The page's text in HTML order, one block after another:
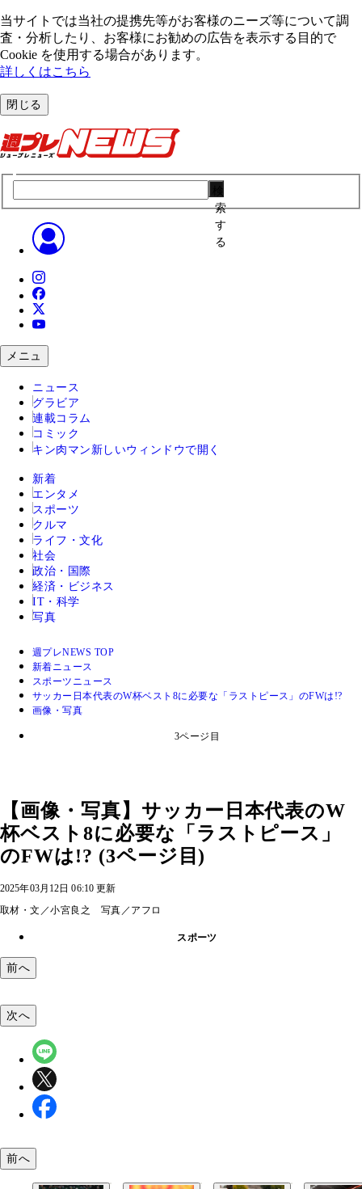
当サイトでは当社の提携先等がお客様のニーズ等について調
査・分析したり、お客様にお勧めの広告を表⽰する⽬的で
Cookie を使⽤する場合があります。
詳しくはこちら
閉じる
索
す
る
メニュ
ニュース
グラビア
連載コラム
コミック
キン肉マン 新しいウィンドウで開く
新着
エンタメ
スポーツ
クルマ
ライフ・文化
社会
政治・国際
経済・ビジネス
IT・科学
写真
週プレNEWS TOP
新着ニュース
スポーツニュース
サッカー日本代表のW杯ベスト8に必要な「ラストピース」のFWは!?
画像・写真
3ページ目
【画像・写真】サッカー日本代表のW
杯ベスト8に必要な「ラストピース」
のFWは!? (3ページ目)
2025年03月12日 06:10 更新
取材・文／小宮良之 写真／アフロ
スポーツ
前へ
次へ
前へ